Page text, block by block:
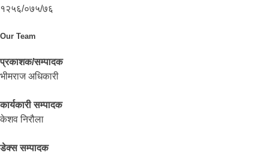
१२५६/०७५/७६
Our Team
प्रकाशक/सम्पादक
भीमराज अधिकारी
कार्यकारी सम्पादक
केशव निरौला
डेक्स सम्पादक